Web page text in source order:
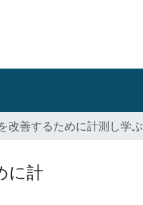
改善するために計測し学ぶ
に計